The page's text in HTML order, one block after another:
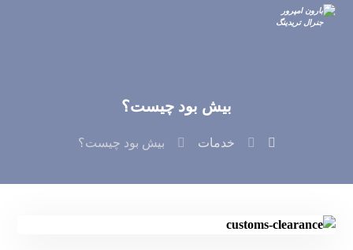
بیش بود چیست؟
خدمات بیش بود چیست؟